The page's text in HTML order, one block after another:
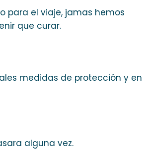
para el viaje, jamas hemos
que curar.
medidas de protección y en
alguna vez.